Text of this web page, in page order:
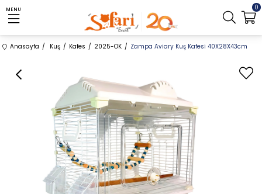
MENU 0
Anasayfa Kuş Kafes 2025-OK Zampa Aviary Kuş Kafesi 40X28X43cm